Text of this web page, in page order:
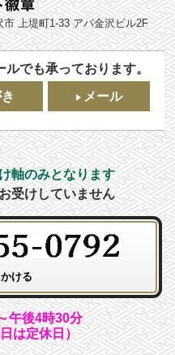
市 上堤町1-33 アパ金沢ビル2F
でも承っております。
メール
軸のみとなります
受けしていません
午後4時30分
は定休日）